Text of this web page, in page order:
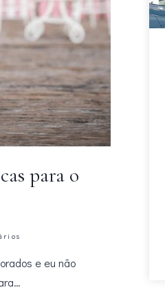
para o
e eu não